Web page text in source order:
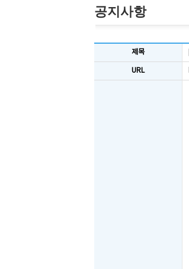
공지사항
제목
URL